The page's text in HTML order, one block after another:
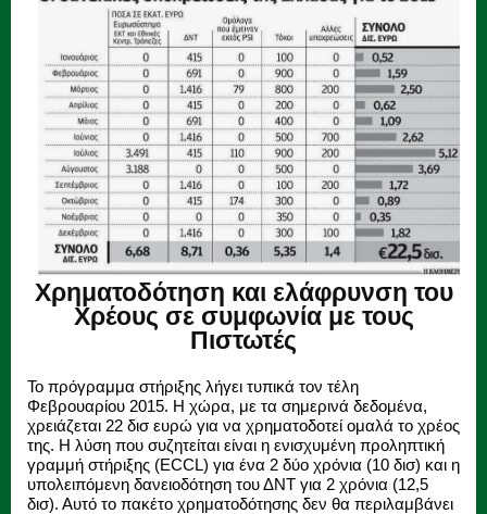
Χρηματοδότηση και ελάφρυνση του
Χρέους σε συμφωνία με τους
Πιστωτές
Το πρόγραμμα στήριξης λήγει τυπικά τον τέλη
Φεβρουαρίου 2015. Η χώρα, με τα σημερινά δεδομένα,
χρειάζεται 22 δισ ευρώ για να χρηματοδοτεί ομαλά το χρέος
της. Η λύση που συζητείται είναι η ενισχυμένη προληπτική
γραμμή στήριξης (ECCL) για ένα 2 δύο χρόνια (10 δισ) και η
υπολειπόμενη δανειοδότηση του ΔΝΤ για 2 χρόνια (12,5
δισ). Αυτό το πακέτο χρηματοδότησης δεν θα περιλαμβάνει